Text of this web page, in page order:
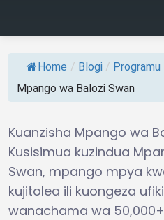
Home / Blogi / Programu
Mpango wa Balozi Swan
Kuanzisha Mpango wa
Kusisimua kuzindua
Swan, mpango mpya
kujitolea ili kuongeza
wanachama wa